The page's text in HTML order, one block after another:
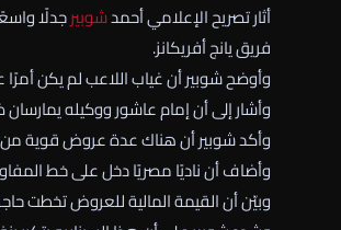
أثار تصريح الإعلامي أحمدشوبيرجدلًا
فريق يانج أفريكانز.
وأوضح شوبير أن غياب اللاعب لم يكن
وأشار إلى أن إمام عاشور ووكيله
وأكد شوبير أن هناك عدة عروض قوية من
وأضاف أن ناديًا مصريًا دخل على خط
وبيّن أن القيمة المالية للعروض تخطت